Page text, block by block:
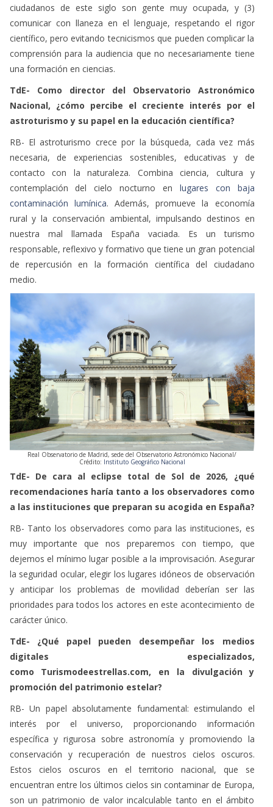
ciudadanos de este siglo son gente muy ocupada, y (3)
comunicar con llaneza en el lenguaje, respetando el rigor
científico, pero evitando tecnicismos que pueden complicar la
comprensión para la audiencia que no necesariamente tiene
una formación en ciencias.
TdE- Como director del Observatorio Astronómico
Nacional, ¿cómo percibe el creciente interés por el
astroturismo y su papel en la educación científica?
RB- El astroturismo crece por la búsqueda, cada vez más
necesaria, de experiencias sostenibles, educativas y de
contacto con la naturaleza. Combina ciencia, cultura y
contemplación del cielo nocturno en lugares con baja
contaminación lumínica. Además, promueve la economía
rural y la conservación ambiental, impulsando destinos en
nuestra mal llamada España vaciada. Es un turismo
responsable, reflexivo y formativo que tiene un gran potencial
de repercusión en la formación científica del ciudadano
medio.
Real Observatorio de Madrid, sede del Observatorio Astronómico Nacional/
Crédito: Instituto Geográfico Nacional
TdE- De cara al eclipse total de Sol de 2026, ¿qué
recomendaciones haría tanto a los observadores como
a las instituciones que preparan su acogida en España?
RB- Tanto los observadores como para las instituciones, es
muy importante que nos preparemos con tiempo, que
dejemos el mínimo lugar posible a la improvisación. Asegurar
la seguridad ocular, elegir los lugares idóneos de observación
y anticipar los problemas de movilidad deberían ser las
prioridades para todos los actores en este acontecimiento de
carácter único.
TdE- ¿Qué papel pueden desempeñar los medios
digitales especializados,
como Turismodeestrellas.com, en la divulgación y
promoción del patrimonio estelar?
RB- Un papel absolutamente fundamental: estimulando el
interés por el universo, proporcionando información
específica y rigurosa sobre astronomía y promoviendo la
conservación y recuperación de nuestros cielos oscuros.
Estos cielos oscuros en el territorio nacional, que se
encuentran entre los últimos cielos sin contaminar de Europa,
son un patrimonio de valor incalculable tanto en el ámbito